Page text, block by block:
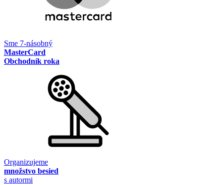
Sme 7-násobný
MasterCard
Obchodník roka
Organizujeme
množstvo besied
s autormi